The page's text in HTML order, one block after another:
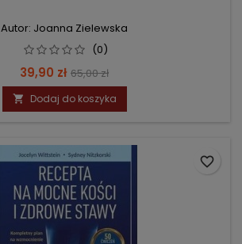
Autor: Joanna Zielewska
(0)
Cena
39,90 zł Cena
podstawowa
65,00 zł
 Dodaj do koszyka
favorite_border